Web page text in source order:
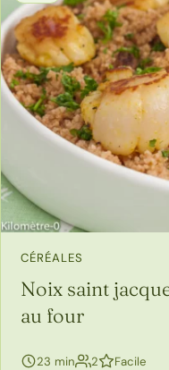
CÉRÉALES
Noix saint
au four
23 min 2personnes
Facile